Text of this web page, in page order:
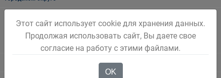
Этот сайт использует cookie для хранения данных.
Продолжая использовать сайт, Вы даете свое
согласие на работу с этими файлами.
OK